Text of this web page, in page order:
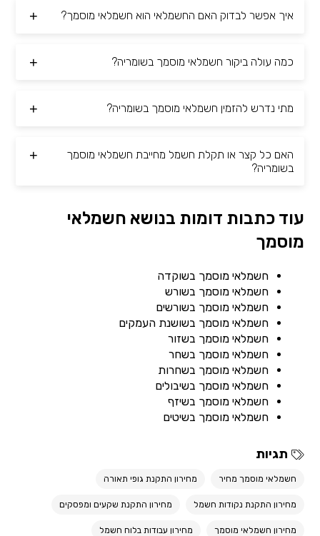
איך אפשר לבדוק האם החשמלאי הוא חשמלאי מוסמך?
כמה עולה ביקור חשמלאי מוסמך בשומריה?
מתי נדרש להזמין חשמלאי מוסמך בשומריה?
האם כל קצר או תקלת חשמל מחייבת חשמלאי מוסמך
בשומריה?
עוד כתבות דומות בנושא חשמלאי
מוסמך
חשמלאי מוסמך בשוקדה
חשמלאי מוסמך בשורש
חשמלאי מוסמך בשורשים
חשמלאי מוסמך בשושנת העמקים
חשמלאי מוסמך בשזור
חשמלאי מוסמך בשחר
חשמלאי מוסמך בשחרות
חשמלאי מוסמך בשיבולים
חשמלאי מוסמך בשיזף
חשמלאי מוסמך בשיטים
תגיות
חשמלאי מוסמך מחיר מחירון התקנת גופי תאורה
מחירון התקנת נקודות חשמל מחירון התקנת שקעים ומפסקים
מחירון חשמלאי מוסמך מחירון עבודות בלוח חשמל